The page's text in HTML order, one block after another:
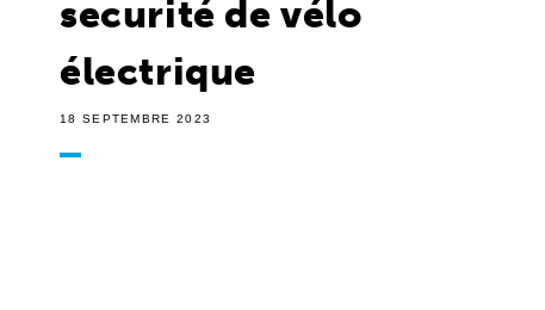
securité de vélo
électrique
18 SEPTEMBRE 2023